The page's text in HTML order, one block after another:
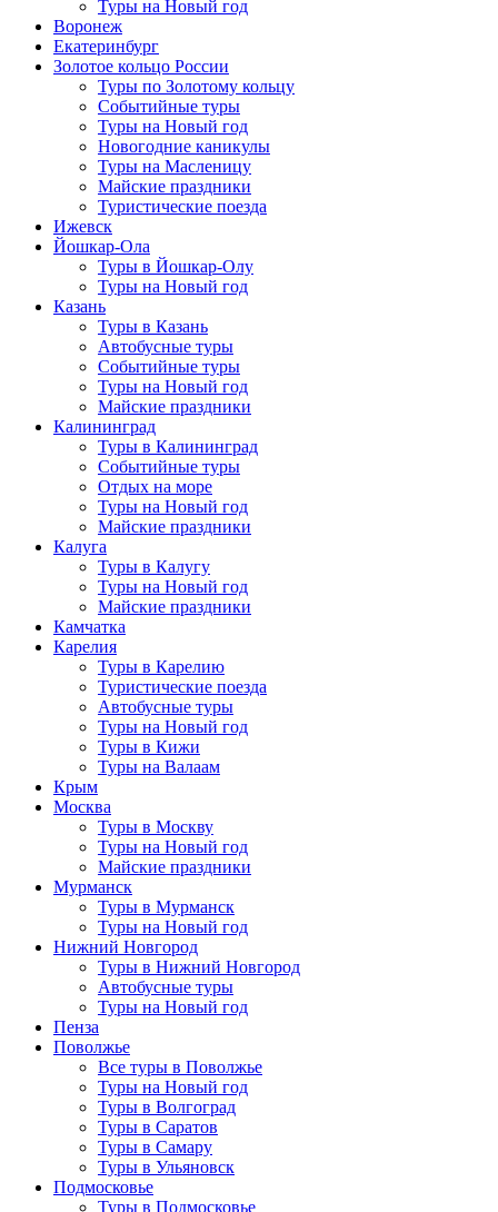
Туры на Новый год
Воронеж
Екатеринбург
Золотое кольцо России
Туры по Золотому кольцу
Событийные туры
Туры на Новый год
Новогодние каникулы
Туры на Масленицу
Майские праздники
Туристические поезда
Ижевск
Йошкар-Ола
Туры в Йошкар-Олу
Туры на Новый год
Казань
Туры в Казань
Автобусные туры
Событийные туры
Туры на Новый год
Майские праздники
Калининград
Туры в Калининград
Событийные туры
Отдых на море
Туры на Новый год
Майские праздники
Калуга
Туры в Калугу
Туры на Новый год
Майские праздники
Камчатка
Карелия
Туры в Карелию
Туристические поезда
Автобусные туры
Туры на Новый год
Туры в Кижи
Туры на Валаам
Крым
Москва
Туры в Москву
Туры на Новый год
Майские праздники
Мурманск
Туры в Мурманск
Туры на Новый год
Нижний Новгород
Туры в Нижний Новгород
Автобусные туры
Туры на Новый год
Пенза
Поволжье
Все туры в Поволжье
Туры на Новый год
Туры в Волгоград
Туры в Саратов
Туры в Самару
Туры в Ульяновск
Подмосковье
Туры в Подмосковье